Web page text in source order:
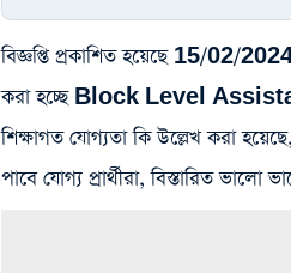
বিজ্ঞপ্তি প্রকাশিত হয়েছে 15/02/
করা হচ্ছে Block Level
শিক্ষাগত যোগ্যতা কি উল্লেখ করা
পাবে যোগ্য প্রার্থীরা, বিস্তারিত ভালো